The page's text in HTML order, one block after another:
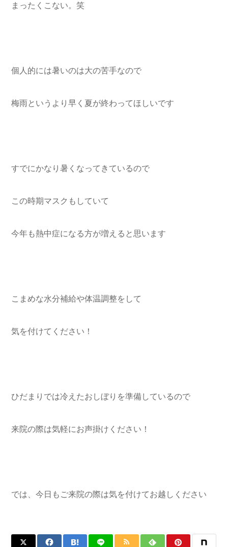
まったくこない。笑
個人的には暑いのは大の苦手なので
梅雨というより早く夏が終わってほしいです
すでにかなり暑くなってきているので
この時期マスクもしていて
今年も熱中症になる方が増えると思います
こまめな水分補給や体温調整をして
気を付けてください！
ひだまりでは冷えたおしぼりを準備しているので
来院の際は気軽にお声掛けください！
では、今日もご来院の際は気を付けてお越しください